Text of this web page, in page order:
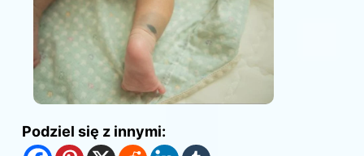
Podziel się z innymi: